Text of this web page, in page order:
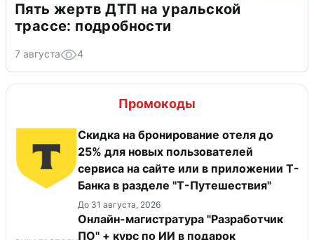
Пять жертв ДТП на уральской
трассе: подробности
7 августа 4
Промокоды
Скидка на бронирование отеля до
25% для новых пользователей
сервиса на сайте или в приложении Т-
Банка в разделе "Т-Путешествия"
До 31 августа, 2026
Онлайн-магистратура "Разработчик
ПО" + курс по ИИ в подарок